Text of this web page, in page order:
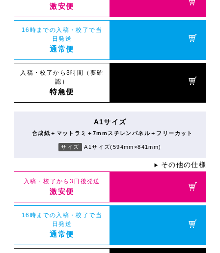
激安便
16時までの入稿・校了で当
日発送
通常便
入稿・校了から3時間（要確
認）
特急便
A1サイズ
合成紙＋マットラミ＋7mmスチレンパネル＋フリーカット
サイズ A1サイズ(594mm×841mm)
▶ その他の仕様
入稿・校了から3日後発送
激安便
16時までの入稿・校了で当
日発送
通常便